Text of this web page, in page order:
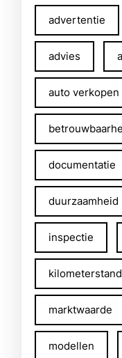
advertentie
advies
auto verkopen
documentatie
duurzaamheid
inspectie
kilometerstand
marktwaarde
modellen